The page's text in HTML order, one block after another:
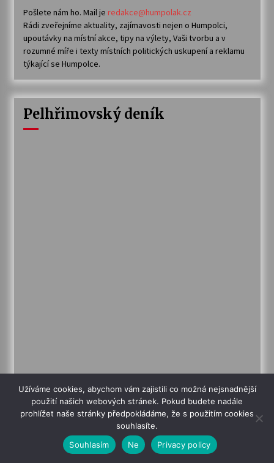
Pošlete nám ho. Mail je redakce@humpolak.cz
Rádi zveřejníme aktuality, zajímavosti nejen o Humpolci,
upoutávky na místní akce, tipy na výlety, Vaši tvorbu a v
rozumné míře i texty místních politických uskupení a reklamu
týkající se Humpolce.
Pelhřimovský deník
Humpolákův archiv
Užíváme cookies, abychom vám zajistili co možná nejsnadnější
použití našich webových stránek. Pokud budete nadále
prohlížet naše stránky předpokládáme, že s použitím cookies
souhlasíte.
Souhlasím
Ne Privacy policy